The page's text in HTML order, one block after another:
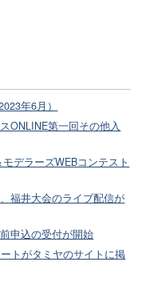
年6月）
ONLINE第一回その他入
デラーズWEBコンテスト
福井大会のライブ配信が
申込の受付が開始
トがタミヤのサイトに掲